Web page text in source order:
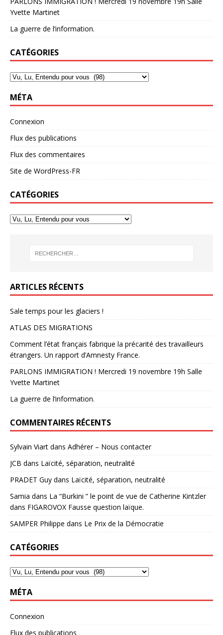
Yvette Martinet
La guerre de l’information.
CATÉGORIES
MÉTA
Connexion
Flux des publications
Flux des commentaires
Site de WordPress-FR
CATÉGORIES
ARTICLES RÉCENTS
Sale temps pour les glaciers !
ATLAS DES MIGRATIONS
Comment l’état français fabrique la précarité des travailleurs
étrangers. Un rapport d’Amnesty France.
PARLONS IMMIGRATION ! Mercredi 19 novembre 19h Salle
Yvette Martinet
La guerre de l’information.
COMMENTAIRES RÉCENTS
Sylvain Viart dans Adhérer – Nous contacter
JCB dans Laïcité, séparation, neutralité
PRADET Guy dans Laïcité, séparation, neutralité
Samia dans La “Burkini ” le point de vue de Catherine Kintzler
dans FIGAROVOX Fausse question laïque.
SAMPER Philippe dans Le Prix de la Démocratie
CATÉGORIES
MÉTA
Connexion
Flux des publications